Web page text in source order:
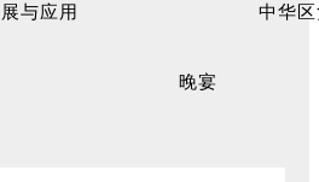
与应用
中华
晚宴